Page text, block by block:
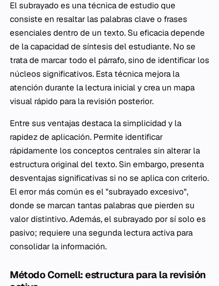
El subrayado es una técnica de estudio que
consiste en resaltar las palabras clave o frases
esenciales dentro de un texto. Su eficacia depende
de la capacidad de síntesis del estudiante. No se
trata de marcar todo el párrafo, sino de identificar los
núcleos significativos. Esta técnica mejora la
atención durante la lectura inicial y crea un mapa
visual rápido para la revisión posterior.
Entre sus ventajas destaca la simplicidad y la
rapidez de aplicación. Permite identificar
rápidamente los conceptos centrales sin alterar la
estructura original del texto. Sin embargo, presenta
desventajas significativas si no se aplica con criterio.
El error más común es el "subrayado excesivo",
donde se marcan tantas palabras que pierden su
valor distintivo. Además, el subrayado por sí solo es
pasivo; requiere una segunda lectura activa para
consolidar la información.
Método Cornell: estructura para la revisión